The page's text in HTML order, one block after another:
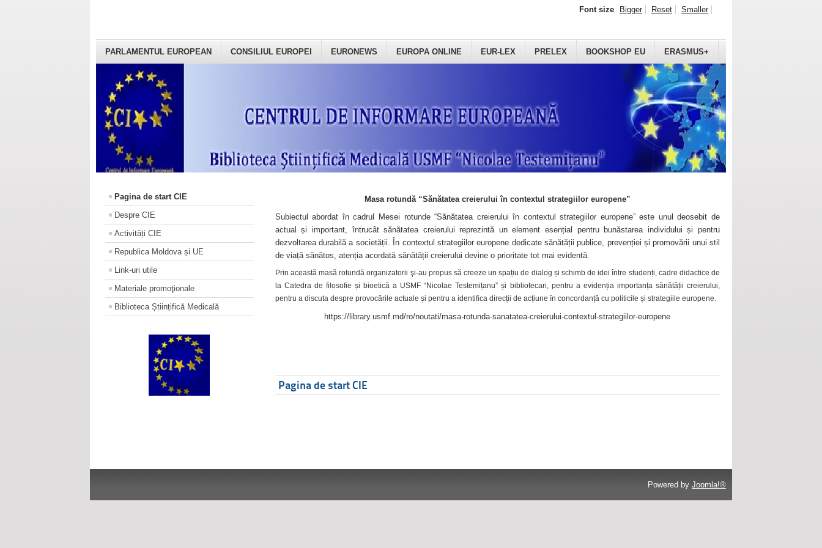
PARLAMENTUL EUROPEAN CONSILIUL EUROPEI EURONEWS EUROPA ONLINE EUR-LEX PRELEX BOOKSHOP EU ERASMUS+
Font size Bigger Reset Smaller
Pagina de start CIE
Despre CIE
Activități CIE
Republica Moldova și UE
Link-uri utile
Materiale promoţionale
Biblioteca Științifică Medicală
Masa rotundă “Sănătatea creierului în contextul strategiilor europene”
Subiectul abordat în cadrul Mesei rotunde “Sănătatea creierului în contextul strategiilor europene” este unul deosebit de
actual și important, întrucât sănătatea creierului reprezintă un element esențial pentru bunăstarea individului și pentru
dezvoltarea durabilă a societății. În contextul strategiilor europene dedicate sănătății publice, prevenției și promovării unui stil
de viață sănătos, atenția acordată sănătății creierului devine o prioritate tot mai evidentă.
Prin această masă rotundă organizatorii şi-au propus să creeze un spațiu de dialog și schimb de idei între studenți, cadre didactice de
la Catedra de filosofie și bioetică a USMF “Nicolae Testemițanu” și bibliotecari, pentru a evidenția importanța sănătății creierului,
pentru a discuta despre provocările actuale și pentru a identifica direcții de acțiune în concordanță cu politicile și strategiile europene.
https://library.usmf.md/ro/noutati/masa-rotunda-sanatatea-creierului-contextul-strategiilor-europene
Pagina de start CIE
Powered by Joomla!®